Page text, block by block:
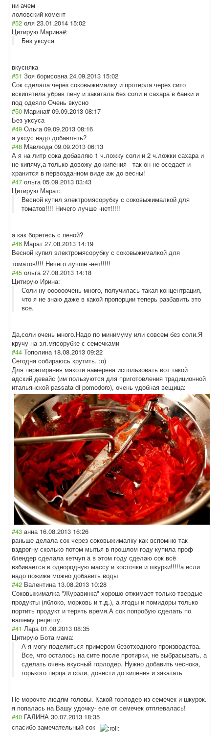
ни ачем
лоловский комент
#52 оля 23.01.2014 15:02
Цитирую Марина#:
Без уксуса
вкусняка
#51 Зоя борисовна 24.09.2013 15:02
Сок сделала через соковыжималку и протерла через сито
вскипятила убрав пену и закатала без соли и сахара в банки и
под одеяло Очень вкусно
#50 Марина# 09.09.2013 08:17
Без уксуса
#49 Ольга 09.09.2013 08:16
а уксус надо добавлять?
#48 Мавлюда 09.09.2013 06:13
А я на литр сока добавляю 1 ч.ложку соли и 2 ч.ложки сахара и
не кипячу,а только довожу до кипения - так он не оседает и
хранится в первозданном виде аж до весны!
#47 ольга 05.09.2013 03:43
Цитирую Марат:
Весной купил электромясорубку с соковыжималкой для
томатов!!!! Ничего лучше -нет!!!!!
а как боретесь с пеной?
#46 Марат 27.08.2013 14:19
Весной купил электромясорубку с соковыжималкой для
томатов!!!! Ничего лучше -нет!!!!!
#45 ольга 27.08.2013 14:18
Цитирую Ирина:
Соли ну оооооочень много, получилась такая концентрация,
что я не знаю даже в какой пропорции теперь разбавить это
все.
Да,соли очень много.Надо по минимуму или совсем без соли.Я
кручу на эл.мясорубке с семечками
#44 Тополина 18.08.2013 09:22
Сегодня собираюсь крутить. :о)
Для перетирания мякоти намерена использовать вот такой
адский девайс (им пользуются для приготовления традиционной
итальянской passata di pomodoro), очень удобная вещица:
#43 анна 16.08.2013 16:26
раньше делала сок через соковыжималку как вспомню так
вздрогну сколько потом мытья в прошлом году купила проф
блендер сделала кетчуп а в этом году сделаю сок всё
взбивается в однородную массу и косточки и шкурки!!!!!а если
надо пожиже можно добавить воды
#42 Валентина 13.08.2013 10:28
Соковыжималка "Журавинка" хорошо отжимает только твердые
продукты (яблоко, морковь и т.д.), а ягоды и помидоры только
портить продукт и терять время.А сок попробую сделать по
вашему рецепту.
#41 Лара 01.08.2013 08:35
Цитирую Бота мама:
А я могу поделиться примером безотходного производства.
Все, что осталось на сите после протирки, не выбрасывать, а
сделать очень вкусный горлодер. Нужно добавить чеснока,
горького перца и соли, довести до кипения и закатать
Не морочте людям головы. Какой горлодер из семечек и шкурок.
я попалась на Вашу удочку- еле от семечек отплевалась!
#40 ГАЛИНА 30.07.2013 18:35
спасибо замечательный сок